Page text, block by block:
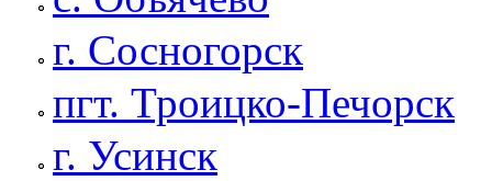
г. Сосногорск
пгт. Троицко-Печорск
г. Усинск